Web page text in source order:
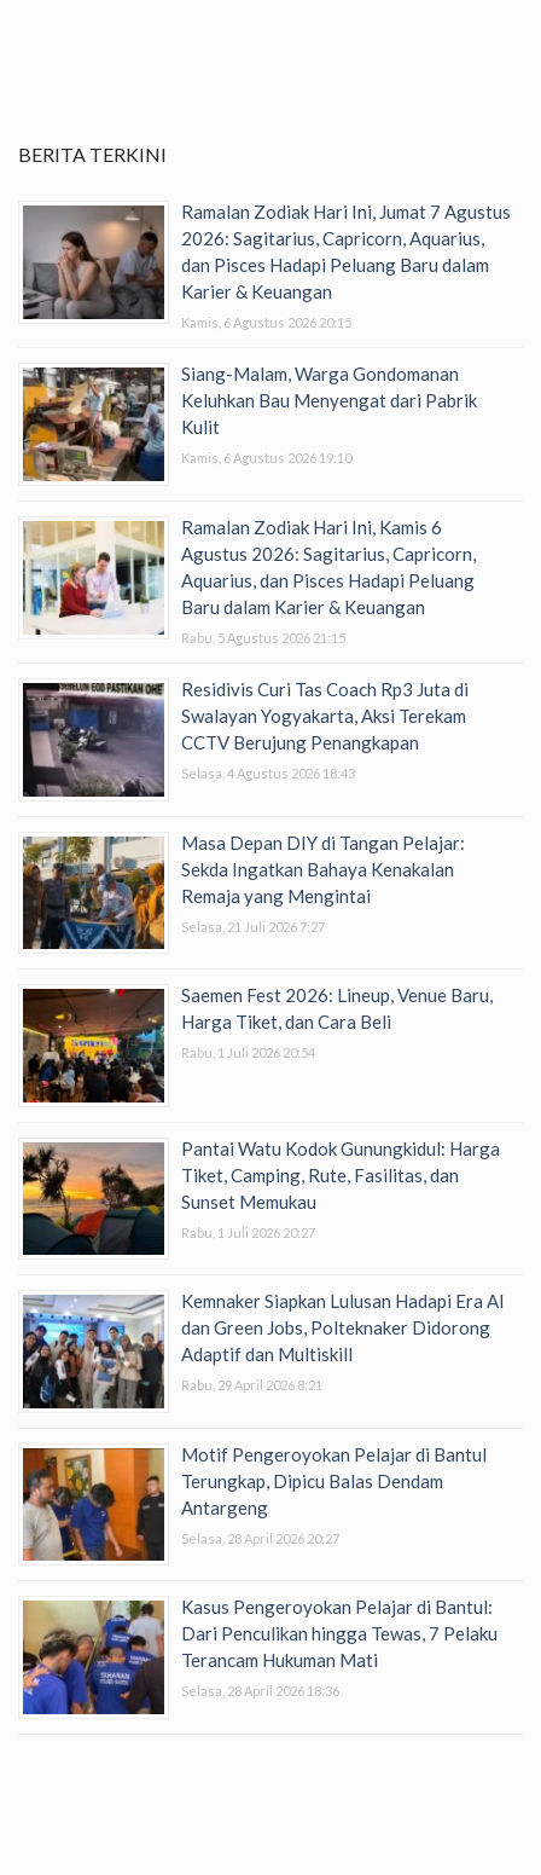
BERITA TERKINI
Ramalan Zodiak Hari Ini, Jumat 7 Agustus
2026: Sagitarius, Capricorn, Aquarius,
dan Pisces Hadapi Peluang Baru dalam
Karier & Keuangan
Kamis, 6 Agustus 2026 20:15
Siang-Malam, Warga Gondomanan
Keluhkan Bau Menyengat dari Pabrik
Kulit
Kamis, 6 Agustus 2026 19:10
Ramalan Zodiak Hari Ini, Kamis 6
Agustus 2026: Sagitarius, Capricorn,
Aquarius, dan Pisces Hadapi Peluang
Baru dalam Karier & Keuangan
Rabu, 5 Agustus 2026 21:15
Residivis Curi Tas Coach Rp3 Juta di
Swalayan Yogyakarta, Aksi Terekam
CCTV Berujung Penangkapan
Selasa, 4 Agustus 2026 18:43
Masa Depan DIY di Tangan Pelajar:
Sekda Ingatkan Bahaya Kenakalan
Remaja yang Mengintai
Selasa, 21 Juli 2026 7:27
Saemen Fest 2026: Lineup, Venue Baru,
Harga Tiket, dan Cara Beli
Rabu, 1 Juli 2026 20:54
Pantai Watu Kodok Gunungkidul: Harga
Tiket, Camping, Rute, Fasilitas, dan
Sunset Memukau
Rabu, 1 Juli 2026 20:27
Kemnaker Siapkan Lulusan Hadapi Era AI
dan Green Jobs, Polteknaker Didorong
Adaptif dan Multiskill
Rabu, 29 April 2026 8:21
Motif Pengeroyokan Pelajar di Bantul
Terungkap, Dipicu Balas Dendam
Antargeng
Selasa, 28 April 2026 20:27
Kasus Pengeroyokan Pelajar di Bantul:
Dari Penculikan hingga Tewas, 7 Pelaku
Terancam Hukuman Mati
Selasa, 28 April 2026 18:36